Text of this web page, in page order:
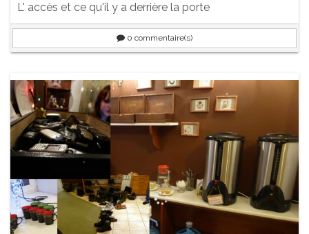
L' accès et ce qu'il y a derrière la porte
0 commentaire(s)